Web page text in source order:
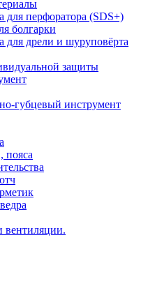
для перфоратора (SDS+)
болгарки
для дрели и шуруповёрта
защиты
губцевый инструмент
пояса
вентиляции.